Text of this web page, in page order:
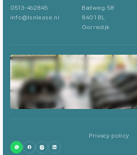
0513-462845
info@lsnlease.nl
Badweg 58
8401 BL
Gorredijk
Privacy policy